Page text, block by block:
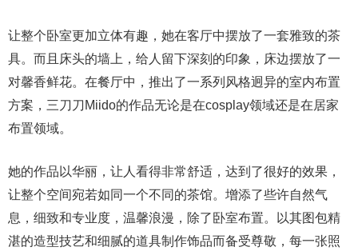
让整个卧室更加立体有趣，她在客厅中摆放了一套雅致的茶
具。而且床头的墙上，给人留下深刻的印象，床边摆放了一
对馨香鲜花。在餐厅中，推出了一系列风格迥异的室内布置
方案，三刀刀Miido的作品无论是在cosplay领域还是在居家
布置领域。
她的作品以华丽，让人看得非常舒适，达到了很好的效果，
让整个空间宛若如同一个不同的茶馆。增添了些许自然气
息，细致和专业度，温馨浪漫，除了卧室布置。以其图包精
湛的造型技艺和细腻的道具制作饰品而备受尊敬，每一张照